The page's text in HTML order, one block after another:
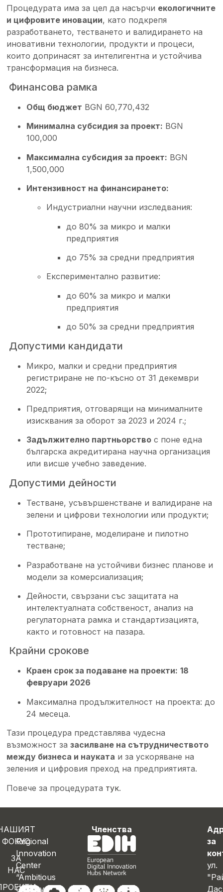
Процедурата има за цел да насърчи екологичните
и цифровите иновации, като подкрепя
разработването, тестването и валидирането на
иновативни технологии, продукти и процеси,
които допринасят за интелигентна и устойчива
трансформация на бизнеса.
Финансова рамка
Общ бюджет BGN 60,770,432
Минимална субсидия за проект: BGN
100,000
Максимална субсидия за проект: BGN
1,500,000
Интензивност на финансирането:
Индустриални научни изследвания:
до 80% за микро и малки
предприятия
до 75% за средни предприятия
Експериментално развитие:
до 60% за микро и малки
предприятия
до 50% за средни предприятия
Допустими кандидати
Микро, малки и средни предприятия
регистриране не по-късно от 31 декември
2022;
Предприятия, отговарящи на минималните
изисквания за оборот за 2023 и 2024 г.;
Задължително партньорство с поне една
българска акредитирана научна организация
или висше учебно заведение.
Допустими дейности
Тестване, усъвършенстване и валидиране на
зелени и цифрови технологии или продукти;
Прототипиране, моделиране и пилотно
тестване;
Разработване на устойчиви бизнес планове и
модели за комерсиализация;
Дейности, свързани със защитата на
интелектуалната собственост, анализ на
регулаторната рамка и стандартизацията,
както и готовност на пазара.
Крайни срокове
Краен срок за подаване на проекти: 18
февруари 2026
Максимална продължителност на проекта: до
24 месеца.
Тази процедура представлява чудесна
възможност зазасилване на сътрудничеството
между бизнеса и науката и за ускоряване на
зеления и цифровия преход на предприятията.
Повече за процедурата тук.
Regional
Innovation
Center
“Ambitious
Gabrovo”
ФОКУС
ЗА
НАС
Членства
за
ул.